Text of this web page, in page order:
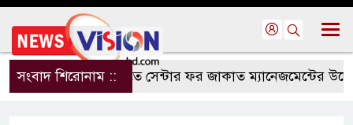
সংবাদ শিরোনাম ::কুবিতে সেন্টার ফর জাকাত ম্যানেজমেন্টের উদ্যোগে